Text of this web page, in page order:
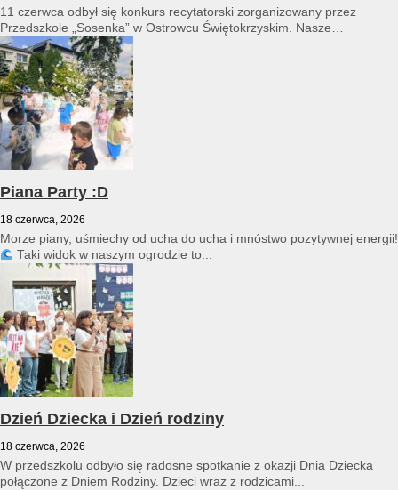
11 czerwca odbył się konkurs recytatorski zorganizowany przez
Przedszkole „Sosenka” w Ostrowcu Świętokrzyskim. Nasze
przedszkole reprezentował Franciszek Karpiński...
Piana Party :D
18 czerwca, 2026
Morze piany, uśmiechy od ucha do ucha i mnóstwo pozytywnej energii!
Taki widok w naszym ogrodzie to...
Dzień Dziecka i Dzień rodziny
18 czerwca, 2026
W przedszkolu odbyło się radosne spotkanie z okazji Dnia Dziecka
połączone z Dniem Rodziny. Dzieci wraz z rodzicami...